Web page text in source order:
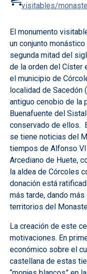
visitables/
El monumento
un conjunto
segunda mitad del
de la orden del Císter
el municipio de
localidad de Sacedón
antiguo cenobio de la
Buenafuente del
conservado de ellos.
se tiene noticias del
tiempos de Alfonso
Arcediano de Huete,
la aldea de Córcoles
donación está
más tarde, dando
territorios del
La creación de este
motivaciones. En
económico sobre el
castellana de estas